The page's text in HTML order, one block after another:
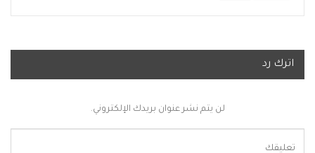
اترك رد
لن يتم نشر عنوان بريدك الإلكتروني.